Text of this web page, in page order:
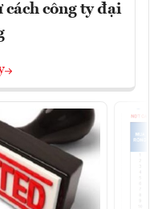
cách công ty đại